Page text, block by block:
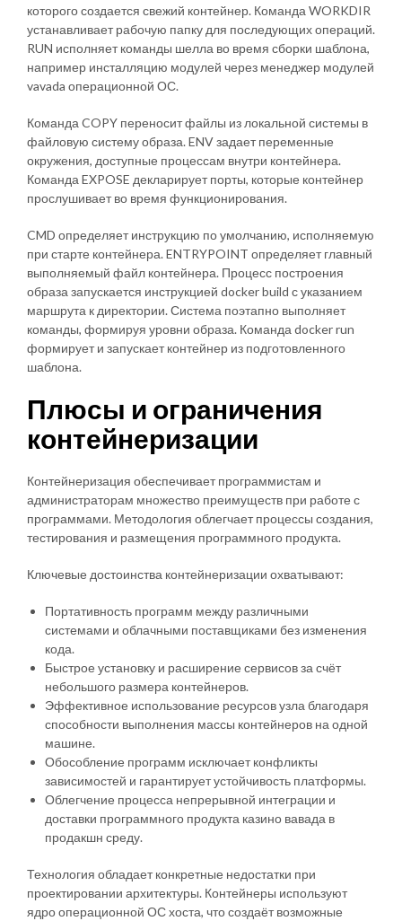
которого создается свежий контейнер. Команда WORKDIR
устанавливает рабочую папку для последующих операций.
RUN исполняет команды шелла во время сборки шаблона,
например инсталляцию модулей через менеджер модулей
vavada операционной ОС.
Команда COPY переносит файлы из локальной системы в
файловую систему образа. ENV задает переменные
окружения, доступные процессам внутри контейнера.
Команда EXPOSE декларирует порты, которые контейнер
прослушивает во время функционирования.
CMD определяет инструкцию по умолчанию, исполняемую
при старте контейнера. ENTRYPOINT определяет главный
выполняемый файл контейнера. Процесс построения
образа запускается инструкцией docker build с указанием
маршрута к директории. Система поэтапно выполняет
команды, формируя уровни образа. Команда docker run
формирует и запускает контейнер из подготовленного
шаблона.
Плюсы и ограничения
контейнеризации
Контейнеризация обеспечивает программистам и
администраторам множество преимуществ при работе с
программами. Методология облегчает процессы создания,
тестирования и размещения программного продукта.
Ключевые достоинства контейнеризации охватывают:
Портативность программ между различными
системами и облачными поставщиками без изменения
кода.
Быстрое установку и расширение сервисов за счёт
небольшого размера контейнеров.
Эффективное использование ресурсов узла благодаря
способности выполнения массы контейнеров на одной
машине.
Обособление программ исключает конфликты
зависимостей и гарантирует устойчивость платформы.
Облегчение процесса непрерывной интеграции и
доставки программного продукта казино вавада в
продакшн среду.
Технология обладает конкретные недостатки при
проектировании архитектуры. Контейнеры используют
ядро операционной ОС хоста, что создаёт возможные